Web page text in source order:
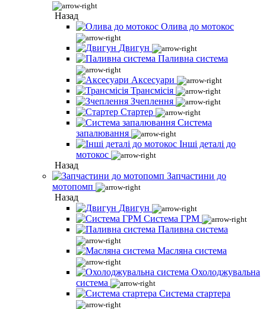
Назад
Олива до мотокос
Двигун
Паливна система
Аксесуари
Трансмісія
Зчеплення
Стартер
Система
запалювання
Інші деталі до
мотокос
Назад
Запчастини до
мотопомп
Назад
Двигун
Система ГРМ
Паливна система
Масляна система
Охолоджувальна
система
Система стартера